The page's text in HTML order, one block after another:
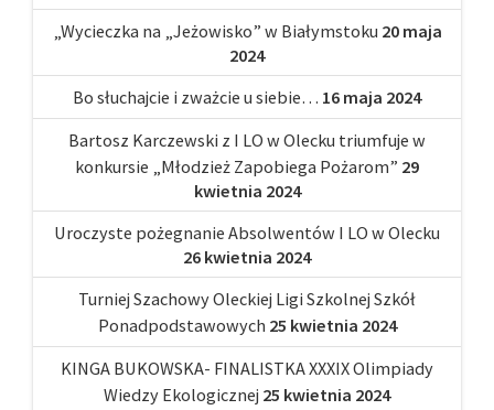
„Wycieczka na „Jeżowisko” w Białymstoku 20 maja
2024
Bo słuchajcie i zważcie u siebie… 16 maja 2024
Bartosz Karczewski z I LO w Olecku triumfuje w
konkursie „Młodzież Zapobiega Pożarom” 29
kwietnia 2024
Uroczyste pożegnanie Absolwentów I LO w Olecku
26 kwietnia 2024
Turniej Szachowy Oleckiej Ligi Szkolnej Szkół
Ponadpodstawowych 25 kwietnia 2024
KINGA BUKOWSKA- FINALISTKA XXXIX Olimpiady
Wiedzy Ekologicznej 25 kwietnia 2024